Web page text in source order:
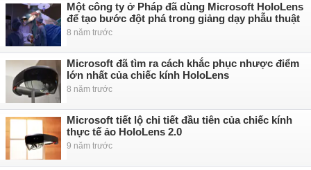
Một công ty ở Pháp đã dùng Microsoft HoloLens
để tạo bước đột phá trong giảng dạy phẫu thuật
8 năm trước
Microsoft đã tìm ra cách khắc phục nhược điểm
lớn nhất của chiếc kính HoloLens
8 năm trước
Microsoft tiết lộ chi tiết đầu tiên của chiếc kính
thực tế ảo HoloLens 2.0
9 năm trước